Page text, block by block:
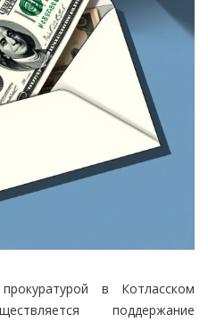
в Котласском
поддержание